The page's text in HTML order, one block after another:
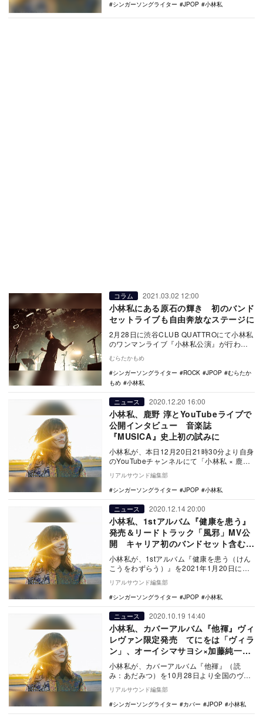
シンガーソングライター JPOP 小林私
コラム 2021.03.02 12:00
小林私にある原石の輝き 初のバンド
セットライブも自由奔放なステージに
2月28日に渋谷CLUB QUATTROにて小林私
のワンマンライブ『小林私公演』が行われ
ラ…
むらたかもめ
シンガーソングライター
ROCK JPOP
むらたか
もめ
小林私
ニュース 2020.12.20 16:00
小林私、鹿野 淳とYouTubeライブで
公開インタビュー 音楽誌
『MUSICA』史上初の試みに
小林私が、本日12月20日21時30分より自身
のYouTubeチャンネルにて「小林私 × 鹿野
淳 MUSICA史上初！雑誌発売…
リアルサウンド編集部
シンガーソングライター
JPOP 小林私
ニュース 2020.12.14 20:00
小林私、1stアルバム『健康を患う』
発売＆リードトラック「風邪」MV公
開 キャリア初のバンドセット含むラ
イブも決定
小林私が、1stアルバム『健康を患う（けん
こうをわずらう）』を2021年1月20日に発
売する。 リードトラックの「風邪」を
は…
リアルサウンド編集部
シンガーソングライター
JPOP 小林私
ニュース 2020.10.19 14:40
小林私、カバーアルバム『他褌』ヴィ
レヴァン限定発売 てにをは「ヴィラ
ン」、オーイシマサヨシ×加藤純一コ
ラボ曲など全11曲
小林私が、カバーアルバム『他褌』（読
み：あだみつ）を10月28日より全国のヴィ
レッジヴァンガードにて限定発売する。
小林私は…
リアルサウンド編集部
シンガーソングライター
カバー JPOP 小林私